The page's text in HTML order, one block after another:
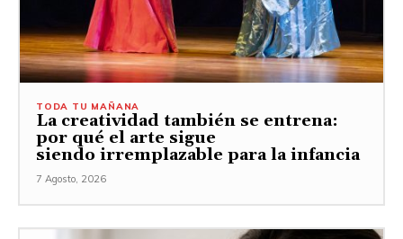
TODA TU MAÑANA
La creatividad también se entrena:
por qué el arte sigue
siendo irremplazable para la infancia
7 Agosto, 2026